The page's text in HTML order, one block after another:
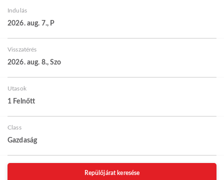
Indulás
2026. aug. 7., P
Visszatérés
2026. aug. 8., Szo
Utasok
1 Felnőtt
Class
Gazdaság
Repülőjárat keresése